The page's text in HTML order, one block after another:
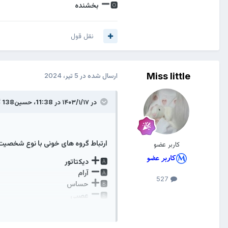
🅾
بخشنده
نقل قول
Miss little
کاربر عضو
ارسال شده در 5 تیر، 2024
در ۱۴۰۳/۱/۱۷ در 11:38، حسین138
ارتباط گروه های خونی با نوع
🅰
دیکتاتور
🅰
آرام
🅱
حساس
🅱
عصبی